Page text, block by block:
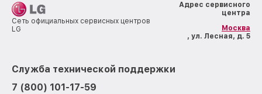
Сеть официальных сервисных центров
LG
Адрес сервисного
центра
Москва
, ул. Лесная, д. 5
Служба технической поддержки
7 (800) 101-17-59